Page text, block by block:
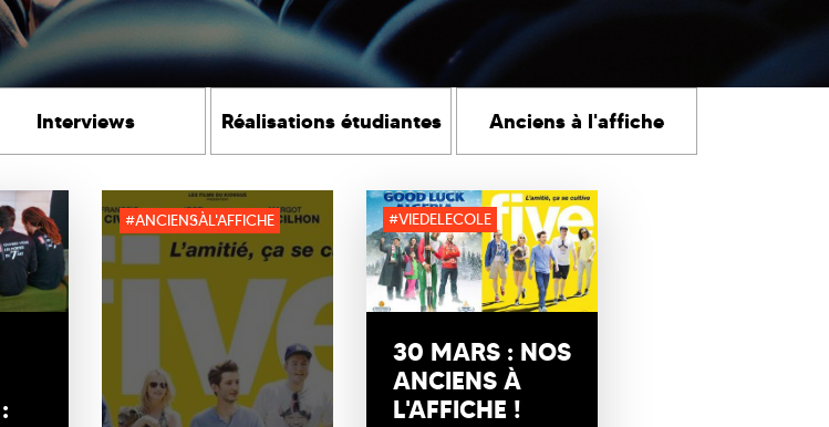
Interviews Réalisations étudiantes Anciens à l'affiche
#ANCIENSÀL'AFFICHE #VIEDELECOLE
30 MARS : NOS
ANCIENS À
L'AFFICHE !